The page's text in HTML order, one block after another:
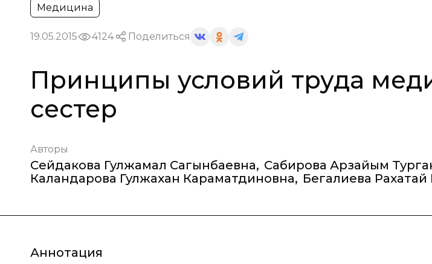
Медицина
19.05.2015 4124 Поделиться
Принципы условий труда
сестер
Авторы
Сейдакова Гулжамал Сагынбаевна, Сабирова Арзайым
Каландарова Гулжахан Караматдиновна, Бегалиева
Аннотация